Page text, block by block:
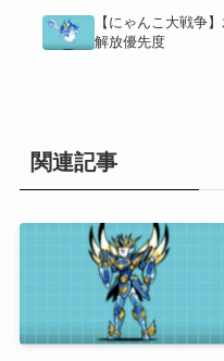
【にゃんこ大戦争
解放優先度
関連記事